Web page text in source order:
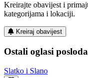
Kreirajte obavijest i
kategorijama i lokaciji.
Kreiraj obavijest
Ostali oglasi
Slatko i Slano